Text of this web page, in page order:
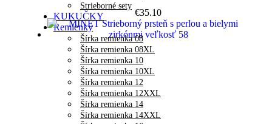
Strieborné sety
KUKUČKY
Remienky
Šírka remienka 08
Šírka remienka 08XL
Šírka remienka 10
Šírka remienka 10XL
Šírka remienka 12
Šírka remienka 12XXL
Šírka remienka 14
Šírka remienka 14XXL
€35.10